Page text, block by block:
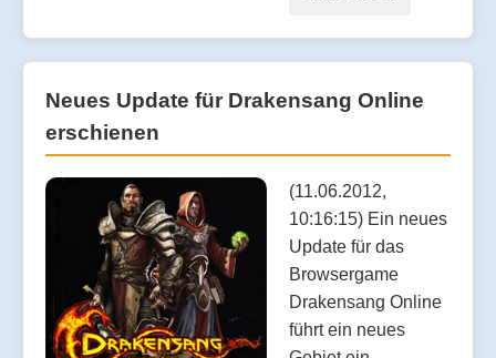
Neues Update für Drakensang Online
erschienen
(11.06.2012,
10:16:15) Ein neues
Update für das
Browsergame
Drakensang Online
führt ein neues